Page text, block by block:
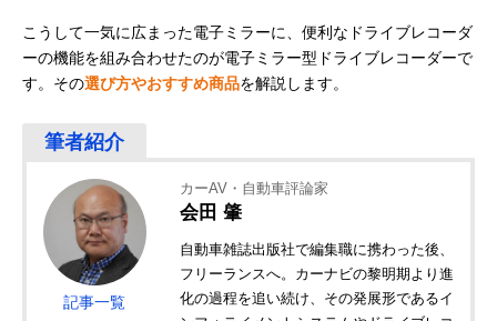
こうして一気に広まった電子ミラーに、便利なドライブレコーダ
ーの機能を組み合わせたのが電子ミラー型ドライブレコーダーで
す。その選び方やおすすめ商品を解説します。
記事一覧
カーAV・自動車評論家
会田 肇
自動車雑誌出版社で編集職に携わった後、
フリーランスへ。カーナビの黎明期より進
化の過程を追い続け、その発展形であるイ